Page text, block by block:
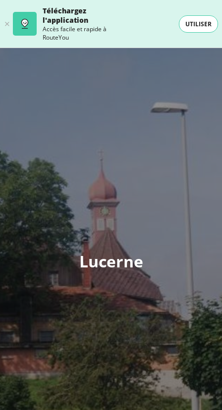
Téléchargez
l'application
Accès facile et rapide à
RouteYou
UTILISER
Lucerne